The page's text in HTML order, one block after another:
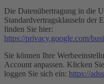
Die Datenübertragung in die
Standardvertragsklauseln der
finden Sie hier:
https://privacy.google.com/
Sie können Ihre
Account anpassen. Klicken
loggen Sie sich ein: https://